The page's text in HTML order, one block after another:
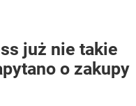
już nie takie
o zakupy